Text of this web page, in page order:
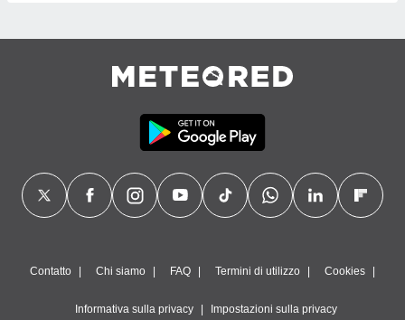
Contatto Chi siamo FAQ Termini di utilizzo Cookies
Informativa sulla privacy Impostazioni sulla privacy